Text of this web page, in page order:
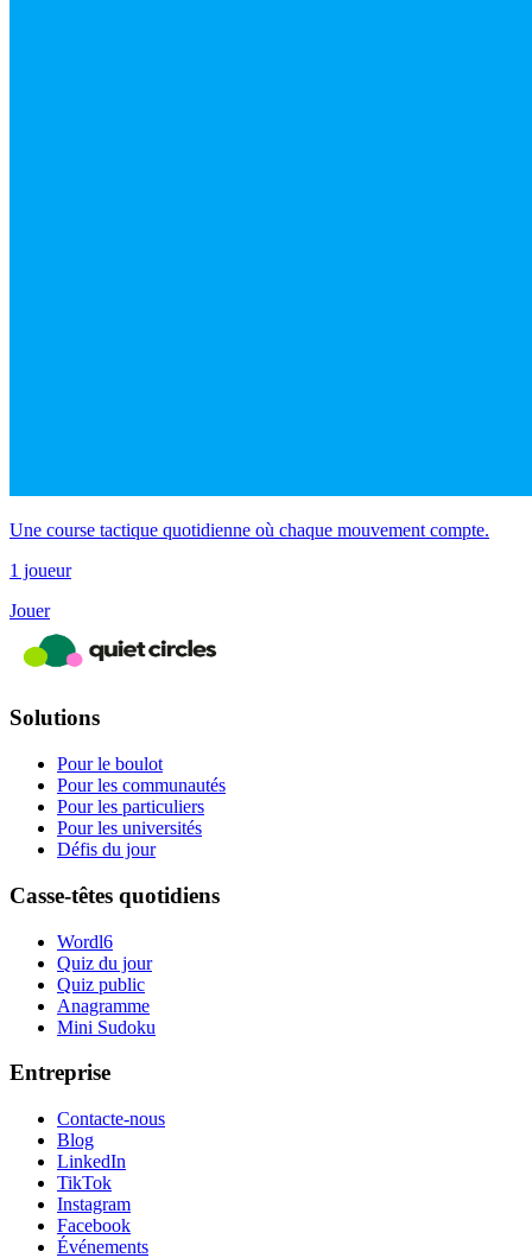
Une course tactique quotidienne où chaque mouvement compte.
1 joueur
Jouer
Solutions
Pour le boulot
Pour les communautés
Pour les particuliers
Pour les universités
Défis du jour
Casse-têtes quotidiens
Wordl6
Quiz du jour
Quiz public
Anagramme
Mini Sudoku
Entreprise
Contacte-nous
Blog
LinkedIn
TikTok
Instagram
Facebook
Événements